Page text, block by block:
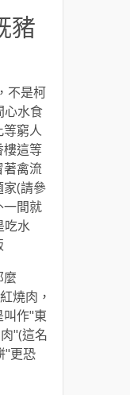
豬
不是柯
心水食
窮人
樓這等
禽流
家(請參
一間就
吃水
麼
燒肉，
作"東
"(這名
"更恐